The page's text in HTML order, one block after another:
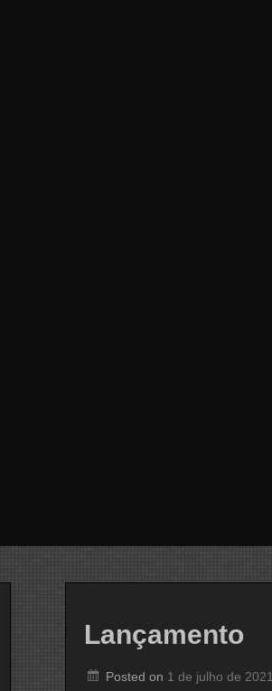
Lançamento
Posted on 1 de julho de 2021